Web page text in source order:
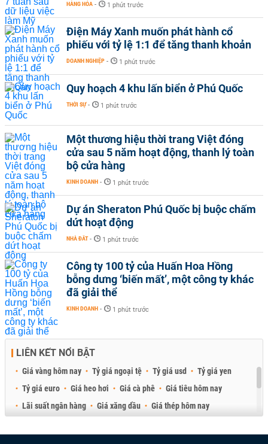
HÀNG HÓA - 1 phút trước
Điện Máy Xanh muốn phát hành cổ
phiếu với tỷ lệ 1:1 để tăng thanh khoản
DOANH NGHIỆP - 1 phút trước
Quy hoạch 4 khu lấn biển ở Phú Quốc
THỜI SỰ - 1 phút trước
Một thương hiệu thời trang Việt đóng
cửa sau 5 năm hoạt động, thanh lý toàn
bộ cửa hàng
KINH DOANH - 1 phút trước
Dự án Sheraton Phú Quốc bị buộc chấm
dứt hoạt động
NHÀ ĐẤT - 1 phút trước
Công ty 100 tỷ của Huấn Hoa Hồng
bỗng dưng ‘biến mất’, một công ty khác
đã giải thể
KINH DOANH - 1 phút trước
LIÊN KẾT NỔI BẬT
Giá vàng hôm nay Tỷ giá ngoại tệ Tỷ giá usd
Tỷ giá yen
Tỷ giá euro
Giá heo hơi Giá cà phê
Giá tiêu hôm nay
Lãi suất ngân hàng
Giá xăng dầu
Giá thép hôm nay